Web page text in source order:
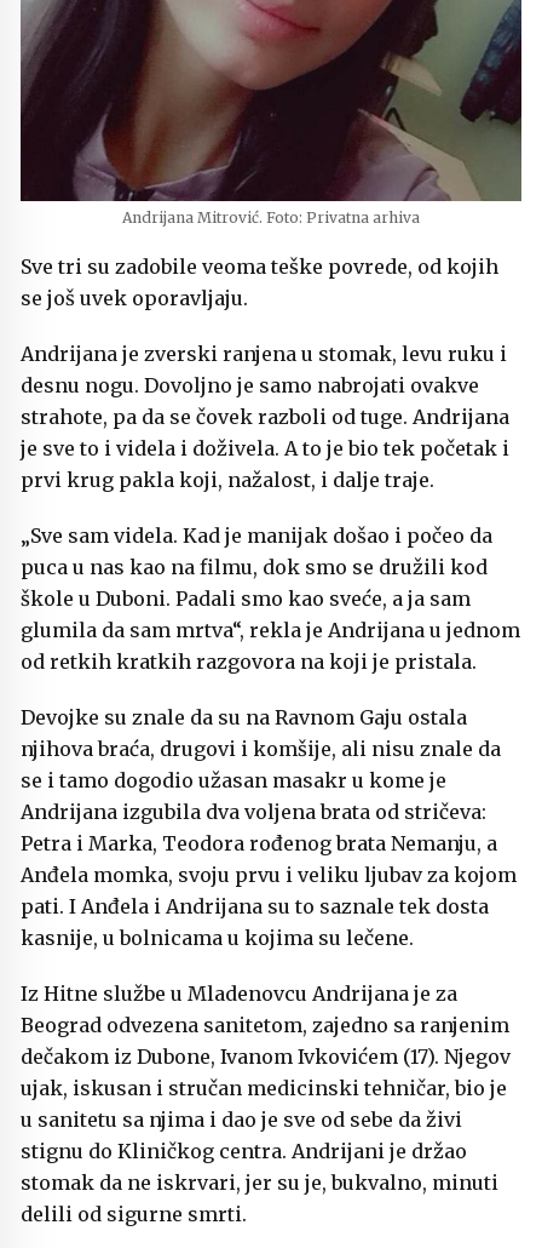
Andrijana Mitrović. Foto: Privatna arhiva
Sve tri su zadobile veoma teške povrede, od kojih
se još uvek oporavljaju.
Andrijana je zverski ranjena u stomak, levu ruku i
desnu nogu. Dovoljno je samo nabrojati ovakve
strahote, pa da se čovek razboli od tuge. Andrijana
je sve to i videla i doživela. A to je bio tek početak i
prvi krug pakla koji, nažalost, i dalje traje.
„Sve sam videla. Kad je manijak došao i počeo da
puca u nas kao na filmu, dok smo se družili kod
škole u Duboni. Padali smo kao sveće, a ja sam
glumila da sam mrtva“, rekla je Andrijana u jednom
od retkih kratkih razgovora na koji je pristala.
Devojke su znale da su na Ravnom Gaju ostala
njihova braća, drugovi i komšije, ali nisu znale da
se i tamo dogodio užasan masakr u kome je
Andrijana izgubila dva voljena brata od stričeva:
Petra i Marka, Teodora rođenog brata Nemanju, a
Anđela momka, svoju prvu i veliku ljubav za kojom
pati. I Anđela i Andrijana su to saznale tek dosta
kasnije, u bolnicama u kojima su lečene.
Iz Hitne službe u Mladenovcu Andrijana je za
Beograd odvezena sanitetom, zajedno sa ranjenim
dečakom iz Dubone, Ivanom Ivkovićem (17). Njegov
ujak, iskusan i stručan medicinski tehničar, bio je
u sanitetu sa njima i dao je sve od sebe da živi
stignu do Kliničkog centra. Andrijani je držao
stomak da ne iskrvari, jer su je, bukvalno, minuti
delili od sigurne smrti.